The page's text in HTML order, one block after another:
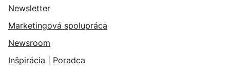
Newsletter
Marketingová spolupráca
Newsroom
Inšpirácia
Poradca